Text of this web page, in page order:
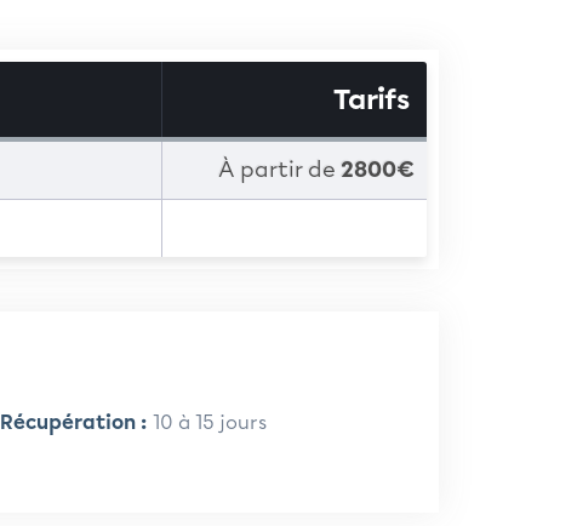
Tarifs
À partir de 2800€
Récupération : 10 à 15 jours